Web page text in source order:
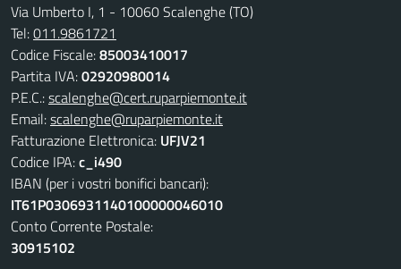
Via Umberto I, 1 - 10060 Scalenghe (TO)
Tel:011.9861721
Codice Fiscale:85003410017
Partita IVA:02920980014
P.E.C.:scalenghe@cert.ruparpiemonte.it
Email:scalenghe@ruparpiemonte.it
Fatturazione Elettronica: UFJV21
Codice IPA:c_i490
IBAN (per i vostri bonifici bancari):
IT61P0306931140100000046010
Conto Corrente Postale:
30915102